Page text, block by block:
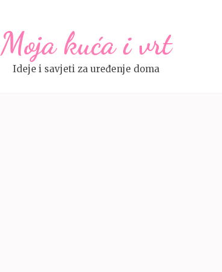
Moja kuća i vrt
Ideje i savjeti za uređenje doma